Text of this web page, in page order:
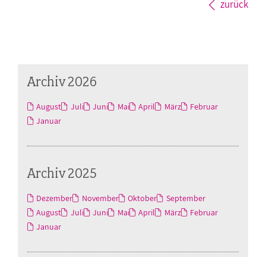
zurück
Archiv 2026
August Juli Juni Mai April März
Februar
Januar
Archiv 2025
Dezember November Oktober
September
August
Juli Juni Mai April März
Februar
Januar